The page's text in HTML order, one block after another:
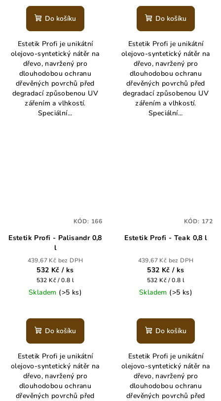
hodnocení
produktu
z
5
hvězdiček.
Do košíku
Estetik Profi je unikátní
olejovo-syntetický nátěr na
dřevo, navržený pro
dlouhodobou ochranu
dřevěných povrchů před
degradací způsobenou UV
zářením a vlhkostí.
Speciální...
Do košíku
Estetik Profi je unikátní
olejovo-syntetický nátěr na
dřevo, navržený pro
dlouhodobou ochranu
dřevěných povrchů před
degradací způsobenou UV
zářením a vlhkostí.
Speciální...
Estetik Profi - Palisandr 0,8
l
439,67 Kč bez DPH
532 Kč/ ks
Měrná
cena:
532 Kč / 0.8 l
Skladem (>5 ks)
Do košíku
Estetik Profi je unikátní
olejovo-syntetický nátěr na
dřevo, navržený pro
dlouhodobou ochranu
dřevěných povrchů před
KÓD: 166
Estetik Profi - Teak 0,8 l
439,67 Kč bez DPH
532 Kč/ ks
Měrná
cena:
532 Kč / 0.8 l
Skladem (>5 ks)
Do košíku
Estetik Profi je unikátní
olejovo-syntetický nátěr na
dřevo, navržený pro
dlouhodobou ochranu
dřevěných povrchů před
KÓD: 172